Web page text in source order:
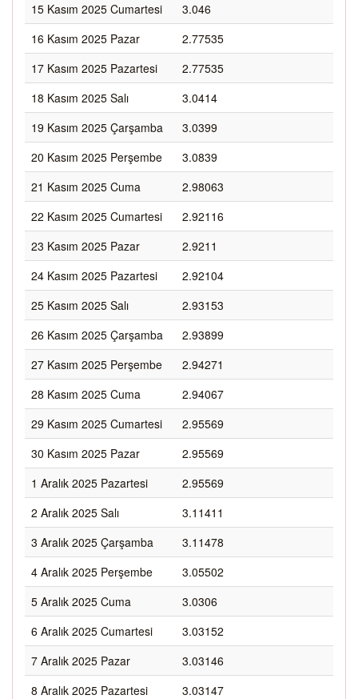
15 Kasım 2025 Cumartesi
3.046
16 Kasım 2025 Pazar
2.77535
17 Kasım 2025 Pazartesi
2.77535
18 Kasım 2025 Salı
3.0414
19 Kasım 2025 Çarşamba
3.0399
20 Kasım 2025 Perşembe
3.0839
21 Kasım 2025 Cuma
2.98063
22 Kasım 2025 Cumartesi
2.92116
23 Kasım 2025 Pazar
2.9211
24 Kasım 2025 Pazartesi
2.92104
25 Kasım 2025 Salı
2.93153
26 Kasım 2025 Çarşamba
2.93899
27 Kasım 2025 Perşembe
2.94271
28 Kasım 2025 Cuma
2.94067
29 Kasım 2025 Cumartesi
2.95569
30 Kasım 2025 Pazar
2.95569
1 Aralık 2025 Pazartesi
2.95569
2 Aralık 2025 Salı
3.11411
3 Aralık 2025 Çarşamba
3.11478
4 Aralık 2025 Perşembe
3.05502
5 Aralık 2025 Cuma
3.0306
6 Aralık 2025 Cumartesi
3.03152
7 Aralık 2025 Pazar
3.03146
8 Aralık 2025 Pazartesi
3.03147